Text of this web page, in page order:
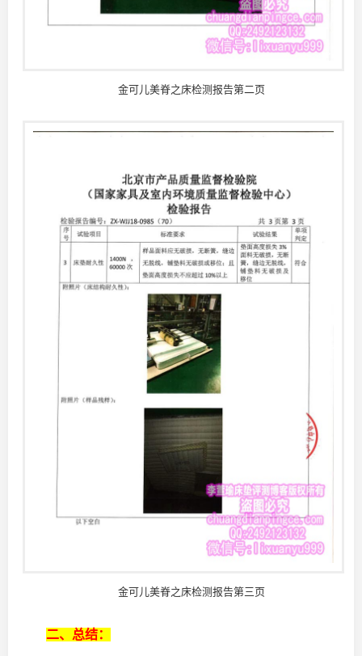
金可儿美脊之床检测报告第二页
金可儿美脊之床检测报告第三页
二、总结：